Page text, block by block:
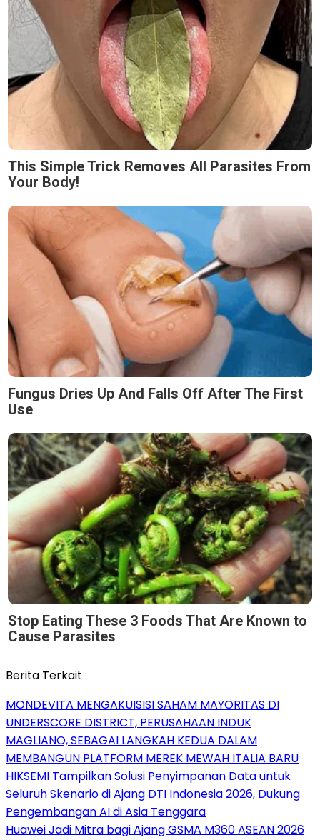
This Simple Trick Removes All Parasites From
Your Body!
Fungus Dries Up And Falls Off After The First
Use
Stop Eating These 3 Foods That Are Known to
Cause Parasites
Berita Terkait
MONDEVITA MENGAKUISISI SAHAM MAYORITAS DI
UNDERSCORE DISTRICT, PERUSAHAAN INDUK
MAGLIANO, SEBAGAI LANGKAH KEDUA DALAM
MEMBANGUN PLATFORM MEREK MEWAH ITALIA BARU
HIKSEMI Tampilkan Solusi Penyimpanan Data untuk
Seluruh Skenario di Ajang DTI Indonesia 2026, Dukung
Pengembangan AI di Asia Tenggara
Huawei Jadi Mitra bagi Ajang GSMA M360 ASEAN 2026